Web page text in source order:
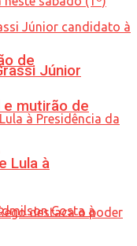
de
mutirão de
Júnior
Lula à